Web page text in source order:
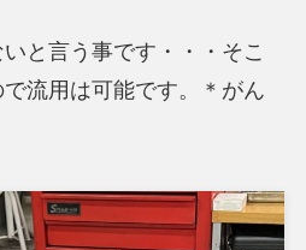
と言う事です・・・そこ
流用は可能です。＊がん